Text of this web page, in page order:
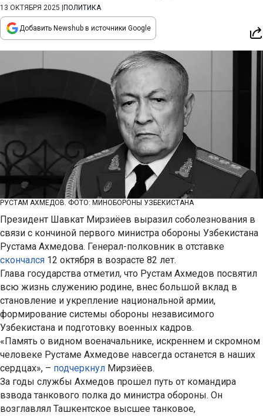
13 ОКТЯБРЯ 2025 ПОЛИТИКА
Добавить Newshub в источники Google
РУСТАМ АХМЕДОВ. ФОТО: МИНОБОРОНЫ УЗБЕКИСТАНА
Президент Шавкат Мирзиёев выразил соболезнования в
связи с кончиной первого министра обороны Узбекистана
Рустама Ахмедова. Генерал-полковник в отставке
скончался 12 октября в возрасте 82 лет.
Глава государства отметил, что Рустам Ахмедов посвятил
всю жизнь служению родине, внес большой вклад в
становление и укрепление национальной армии,
формирование системы обороны независимого
Узбекистана и подготовку военных кадров.
«Память о видном военачальнике, искреннем и скромном
человеке Рустаме Ахмедове навсегда останется в наших
сердцах», – подчеркнул Мирзиёев.
За годы службы Ахмедов прошел путь от командира
взвода танкового полка до министра обороны. Он
возглавлял Ташкентское высшее танковое,